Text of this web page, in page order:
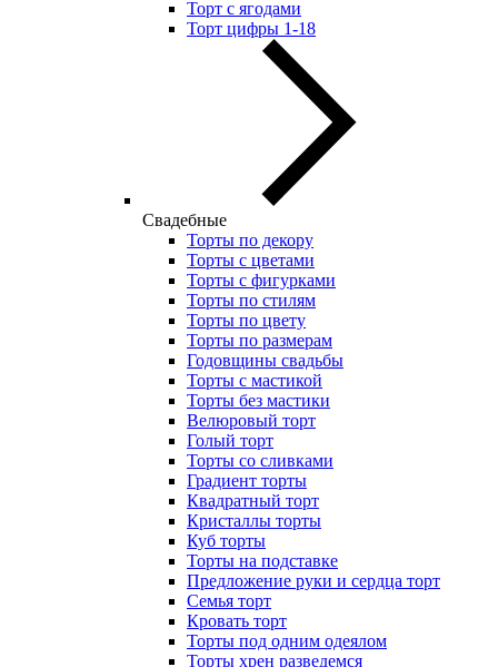
Торт с ягодами
Торт цифры 1-18
Свадебные
Торты по декору
Торты с цветами
Торты с фигурками
Торты по стилям
Торты по цвету
Торты по размерам
Годовщины свадьбы
Торты с мастикой
Торты без мастики
Велюровый торт
Голый торт
Торты со сливками
Градиент торты
Квадратный торт
Кристаллы торты
Куб торты
Торты на подставке
Предложение руки и сердца торт
Семья торт
Кровать торт
Торты под одним одеялом
Торты хрен разведемся